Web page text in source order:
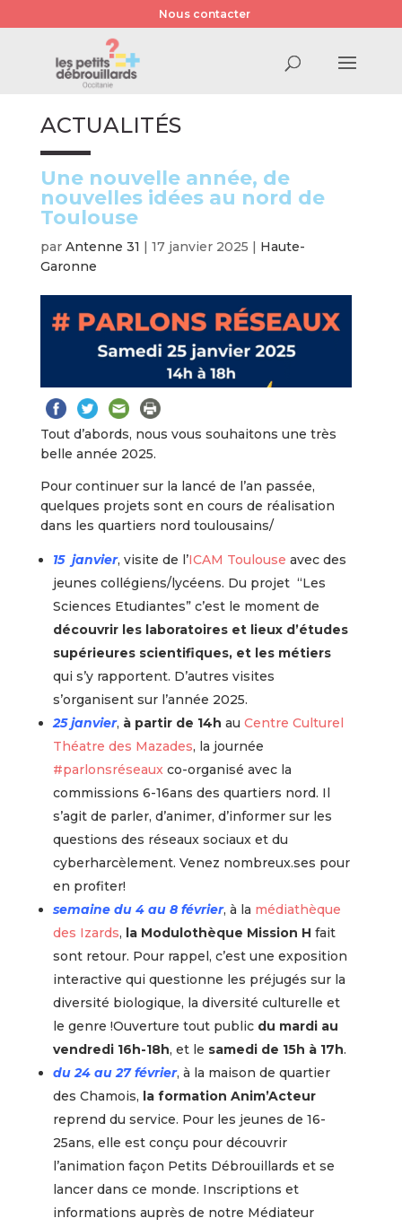
Nous contacter
ACTUALITÉS
Une nouvelle année, de
nouvelles idées au nord de
Toulouse
par Antenne 31 | 17 janvier 2025 | Haute-
Garonne
Tout d’abords, nous vous souhaitons une très
belle année 2025.
Pour continuer sur la lancé de l’an passée,
quelques projets sont en cours de réalisation
dans les quartiers nord toulousains/
15 janvier, visite de l’ICAM Toulouse avec des
jeunes collégiens/lycéens. Du projet “Les
Sciences Etudiantes” c’est le moment de
découvrir les laboratoires et lieux d’études
supérieures scientifiques, et les métiers
qui s’y rapportent. D’autres visites
s’organisent sur l’année 2025.
25 janvier, à partir de 14h au Centre Culturel
Théatre des Mazades, la journée
#parlonsréseauxco-organisé avec la
commissions 6-16ans des quartiers nord. Il
s’agit de parler, d’animer, d’informer sur les
questions des réseaux sociaux et du
cyberharcèlement. Venez nombreux.ses pour
en profiter!
semaine du 4 au 8 février, à la médiathèque
des Izards, la Modulothèque Mission H fait
sont retour. Pour rappel, c’est une exposition
interactive qui questionne les préjugés sur la
diversité biologique, la diversité culturelle et
le genre !Ouverture tout public du mardi au
vendredi 16h-18h, et le samedi de 15h à 17h.
du 24 au 27 février, à la maison de quartier
des Chamois, la formation Anim’Acteur
reprend du service. Pour les jeunes de 16-
25ans, elle est conçu pour découvrir
l’animation façon Petits Débrouillards et se
lancer dans ce monde. Inscriptions et
informations auprès de notre Médiateur